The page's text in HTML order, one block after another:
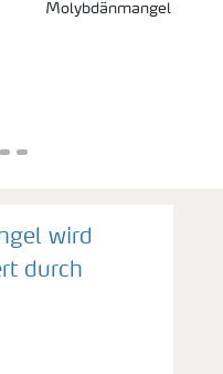
Molybdänmangel
wird
durch